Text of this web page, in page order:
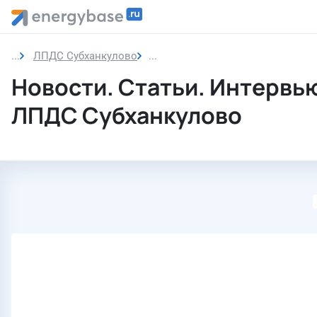
ЛПДС Субханкулово Новости
Новости. Статьи.
ЛПДС Субханкулово